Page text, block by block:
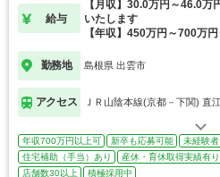
給与
【月収】30.0万円～46.0
いたします
【年収】450万円～700万
勤務地 島根県 出雲市
アクセス ＪＲ山陰本線(京都－下関) 直
年収700万円以上可 新卒も応募可能 未経験
住宅補助（手当）あり
産休・育休取得実績有り
店舗数30以上
積極採用中